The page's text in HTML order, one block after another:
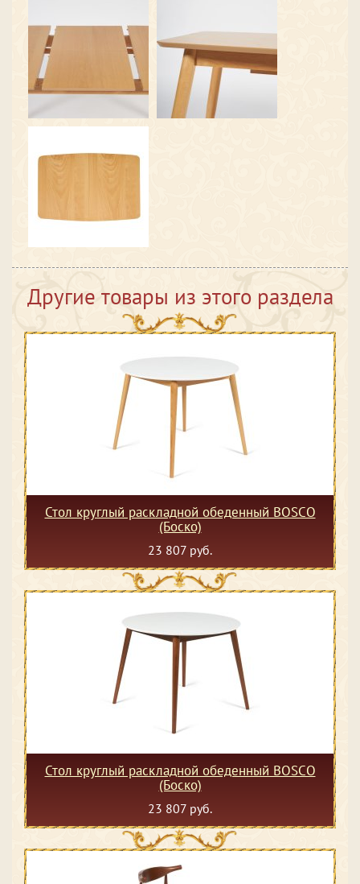
Другие товары из этого раздела
Стол круглый раскладной обеденный BOSCO
(Боско)
23 807 руб.
Стол круглый раскладной обеденный BOSCO
(Боско)
23 807 руб.